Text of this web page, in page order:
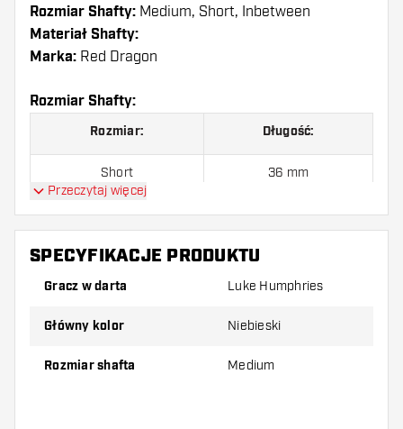
Rozmiar Shafty: Medium, Short, Inbetween
Materiał Shafty:
Marka: Red Dragon
Rozmiar Shafty:
Rozmiar: Długość:
Short 36 mm
Medium
razem)
Przeczytaj więcej
SPECYFIKACJE PRODUKTU
Gracz w darta Luke Humphries
Główny kolor Niebieski
Rozmiar shafta Medium